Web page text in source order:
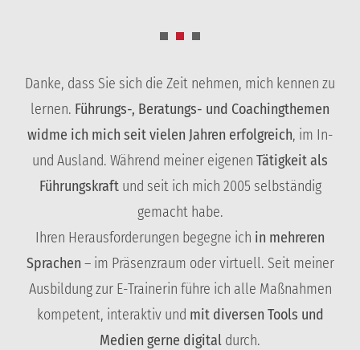
Danke, dass Sie sich die Zeit nehmen, mich kennen zu
lernen. Führungs-, Beratungs- und Coachingthemen
widme ich mich seit vielen Jahren erfolgreich, im In-
und Ausland. Während meiner eigenen Tätigkeit als
Führungskraftund seit ich mich 2005 selbständig
gemacht habe.
Ihren Herausforderungen begegne ich in mehreren
Sprachen – im Präsenzraum oder virtuell. Seit meiner
Ausbildung zur E-Trainerin führe ich alle Maßnahmen
kompetent, interaktiv und mit diversen Tools und
Medien gerne digital durch.